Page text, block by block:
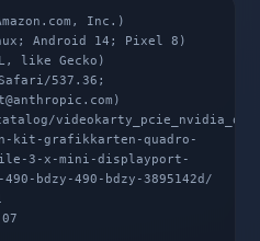
Inc.)
Android 14; Pixel 8)
like Gecko)
537.36;
kit-grafikkarten-quadro-
3-x-mini-displayport-
bdzy-490-bdzy-3895142d/